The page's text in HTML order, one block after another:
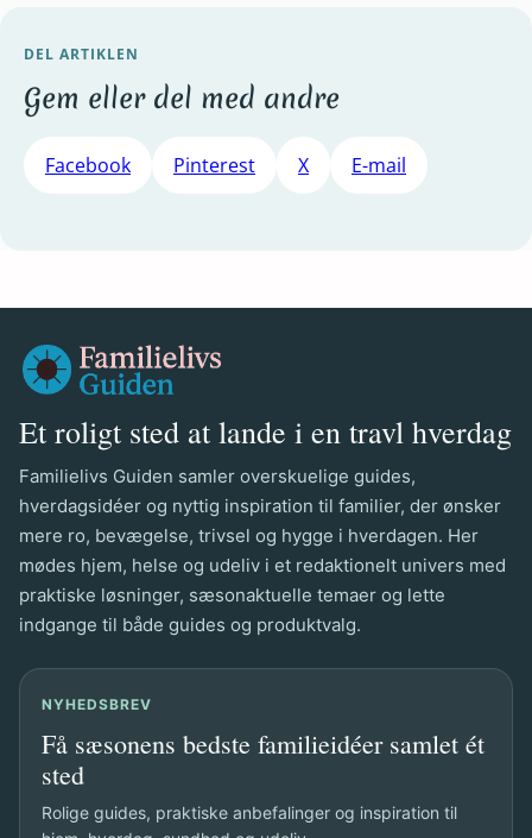
DEL ARTIKLEN
Gem eller del med andre
Facebook Pinterest X E-mail
Et roligt sted at lande i en travl hverdag
Familielivs Guiden samler overskuelige guides,
hverdagsidéer og nyttig inspiration til familier, der ønsker
mere ro, bevægelse, trivsel og hygge i hverdagen. Her
mødes hjem, helse og udeliv i et redaktionelt univers med
praktiske løsninger, sæsonaktuelle temaer og lette
indgange til både guides og produktvalg.
NYHEDSBREV
Få sæsonens bedste familieidéer samlet ét
sted
Rolige guides, praktiske anbefalinger og inspiration til